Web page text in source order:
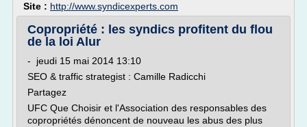
Site : http://www.syndicexperts.com
Copropriété : les syndics profitent du flou
de la loi Alur
- jeudi 15 mai 2014 13:10
SEO & traffic strategist : Camille Radicchi
Partagez
UFC Que Choisir et l'Association des responsables des
copropriétés dénoncent de nouveau les abus des plus